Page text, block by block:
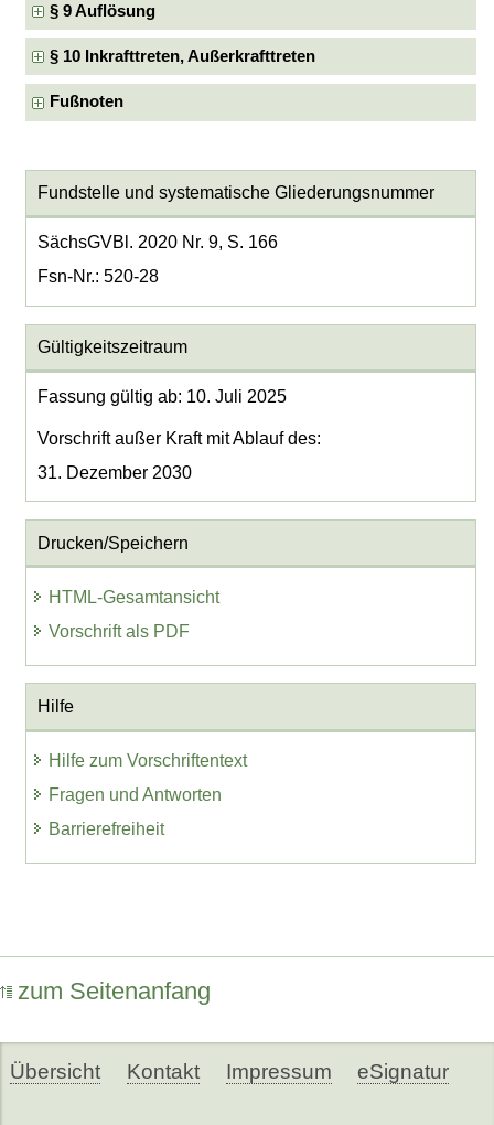
§ 9 Auflösung
§ 10 Inkrafttreten, Außerkrafttreten
Fußnoten
Fundstelle und systematische Gliederungsnummer
SächsGVBl. 2020 Nr. 9, S. 166
Fsn-Nr.: 520-28
Gültigkeitszeitraum
Fassung gültig ab: 10. Juli 2025
Vorschrift außer Kraft mit Ablauf des:
31. Dezember 2030
Drucken/Speichern
HTML-Gesamtansicht
Vorschrift als PDF
Hilfe
Hilfe zum Vorschriftentext
Fragen und Antworten
Barrierefreiheit
zum Seitenanfang
Übersicht Kontakt Impressum eSignatur